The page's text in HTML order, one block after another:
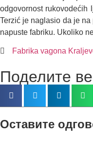
odgovornost rukovodećih
Terzić je naglasio da je
napuste fabriku. Ukoliko
Fabrika vagona
Поделите
Оставите